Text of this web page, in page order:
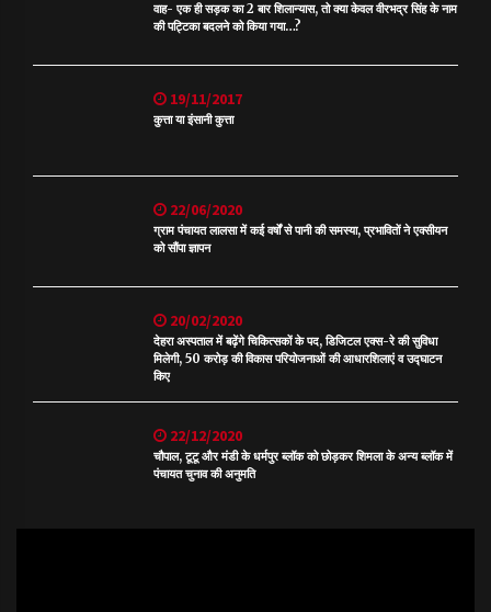
वाह- एक ही सड़क का 2 बार शिलान्यास, तो क्या केवल वीरभद्र सिंह के नाम
की पट्टिका बदलने को किया गया…?
19/11/2017
कुत्ता या इंसानी कुत्ता
22/06/2020
ग्राम पंचायत लालसा में कई वर्षों से पानी की समस्या, प्रभावितों ने एक्सीयन
को सौंपा ज्ञापन
20/02/2020
देहरा अस्पताल में बढ़ेंगे चिकित्सकों के पद, डिजिटल एक्स-रे की सुविधा
मिलेगी, 50 करोड़ की विकास परियोजनाओं की आधारशिलाएं व उद्घाटन
किए
22/12/2020
चौपाल, टूटू और मंडी के धर्मपुर ब्लॉक को छोड़कर शिमला के अन्य ब्लॉक में
पंचायत चुनाव की अनुमति